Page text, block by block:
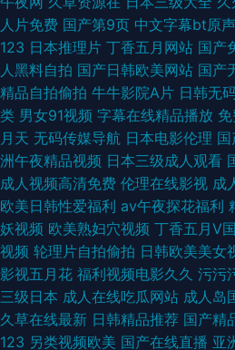
人片免费 国产第9页 中文字幕bt原声
123 日本推理片 丁香五月网站 国产
人黑料自拍 国产日韩欧美网站 国产
精品自拍偷拍 牛牛影院A片 日韩无
类 男女91视频 字幕在线精品播放
月天 无码传媒导航 日本电影伦理
洲午夜精品视频 日本三级成人观看
成人视频高清免费 伦理在线影视 成
欧美日韩性爱福利 av午夜探花福利
妖视频 欧美熟妇穴视频 丁香五月V
视频 轮理片自拍偷拍 日韩欧美美女
影视五月花 福利视频电影久久 污污
三级日本 成人在线吃瓜网站 成人岛
久草在线最新 日韩精品推荐 国产精
123 另类视频欧美 国产在线直播 亚